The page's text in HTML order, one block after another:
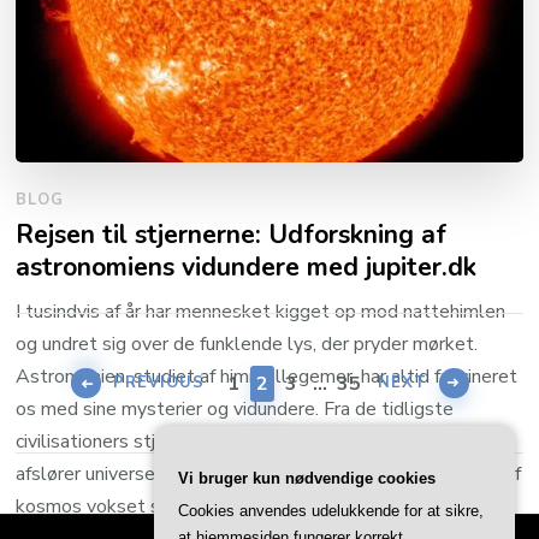
sig. En mom halskæde er mere …
FORTSÆT MED AT LÆSE
BLOG
Rejsen til stjernerne: Udforskning af
astronomiens vidundere med jupiter.dk
I tusindvis af år har mennesket kigget op mod nattehimlen
og undret sig over de funklende lys, der pryder mørket.
Astronomien, studiet af himmellegemer, har altid fascineret
os med sine mysterier og vidundere. Fra de tidligste
civilisationers stjernekort til moderne rumteleskoper, der
afslører universets fjerneste afkroge, har vores forståelse af
kosmos vokset sig enorm. Alligevel …
Indlægsinddeling
PREVIOUS PAGE
1 PAGE
2 PAGE
3 … PAGE
35 NEXT
Vi bruger kun nødvendige cookies
Cookies anvendes udelukkende for at sikre,